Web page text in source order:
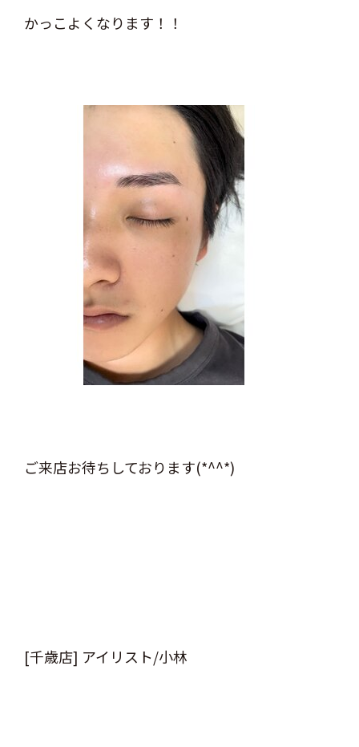
かっこよくなります！！
ご来店お待ちしております(*^^*)
[千歳店] アイリスト/小林